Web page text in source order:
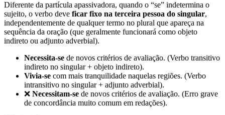
Diferente da partícula apassivadora, quando o “se” indetermina o
sujeito, o verbo deve ficar fixo na terceira pessoa do singular,
independentemente de qualquer termo no plural que apareça na
sequência da oração (que geralmente funcionará como objeto
indireto ou adjunto adverbial).
Necessita-se de novos critérios de avaliação. (Verbo transitivo
indireto no singular + objeto indireto).
Vivia-se com mais tranquilidade naquelas regiões. (Verbo
intransitivo no singular + adjunto adverbial).
❌ Necessitam-se de novos critérios de avaliação. (Erro grave
de concordância muito comum em redações).